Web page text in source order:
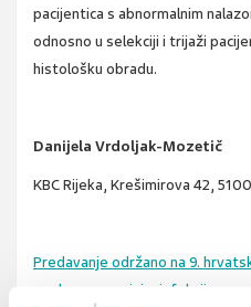
pacijentica s abnormalnim
odnosno u selekciji i trijaži
histološku obradu.
Danijela Vrdoljak-Mozetič
KBC Rijeka, Krešimirova 42,
Predavanje održano na 9.
spolno prenosivim infekcijama